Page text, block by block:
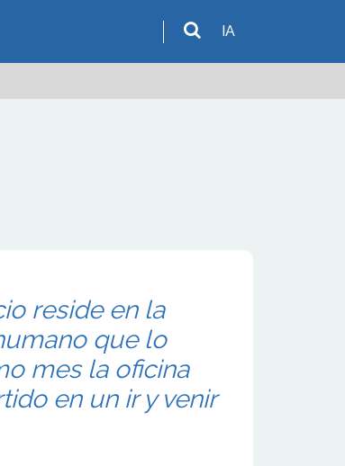
IA
reside en la
que lo
mes la oficina
en un ir y venir